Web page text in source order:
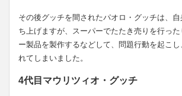
その後グッチを間されたパオロ・グッチは、
ち上げますが、スーパーでたたき売りを行っ
ー製品を製作するなどして、問題行動を起こし
れてしまいました。
4代目マウリツィオ・グッチ